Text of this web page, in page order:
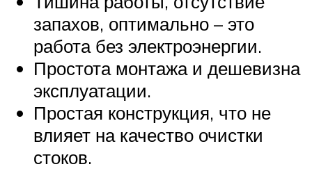
запахов, оптимально – это
работа без электроэнергии.
Простота монтажа и дешевизна
эксплуатации.
Простая конструкция, что не
влияет на качество очистки
стоков.